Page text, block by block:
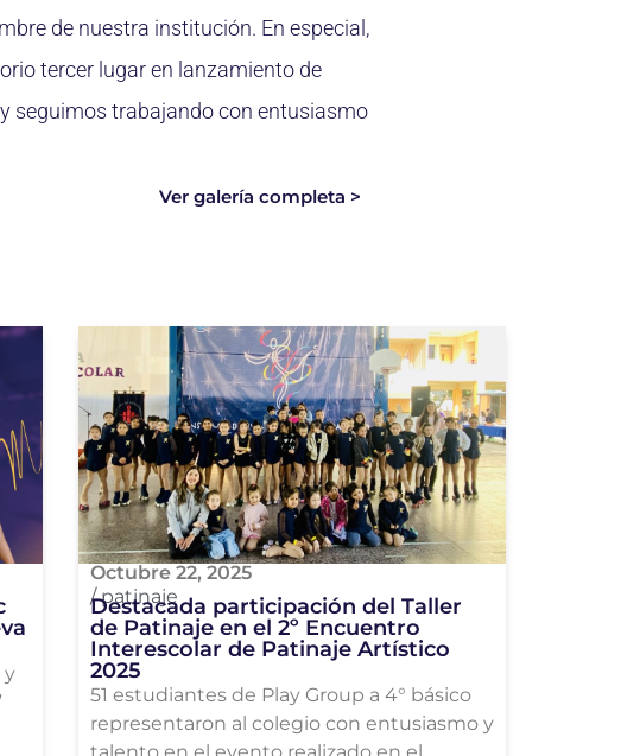
de nuestra institución. En especial,
tercer lugar en lanzamiento de
seguimos trabajando con entusiasmo
Ver galería completa >
y
Octubre 22, 2025
/patinaje
Destacada participación del Taller
de Patinaje en el 2º Encuentro
Interescolar de Patinaje Artístico
2025
51 estudiantes de Play Group a 4° básico
representaron al colegio con entusiasmo y